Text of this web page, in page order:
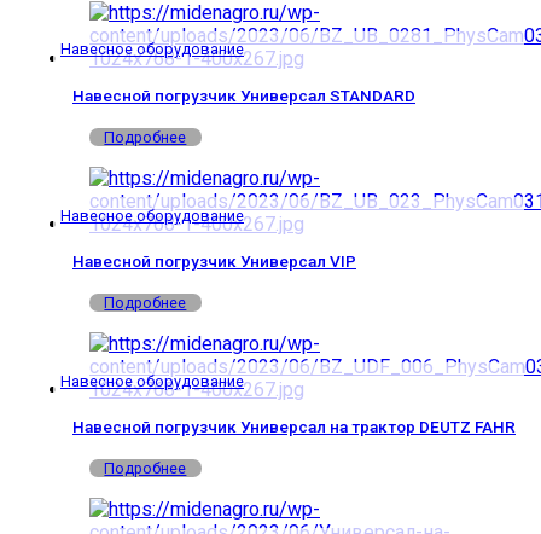
Навесное оборудование
Навесной погрузчик Универсал STANDARD
Подробнее
Навесное оборудование
Навесной погрузчик Универсал VIP
Подробнее
Навесное оборудование
Навесной погрузчик Универсал на трактор DEUTZ FAHR
Подробнее